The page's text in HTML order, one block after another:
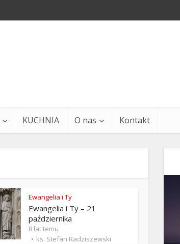
KUCHNIA O nas Kontakt
Ewangelia i Ty
Ewangelia i Ty – 21
października
8 lat temu
ks. Stefan Radziszewski
Ewangelia i Ty – 27 grudnia
ks. Stefan Radziszewski